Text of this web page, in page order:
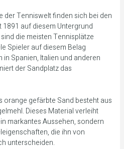
der Tenniswelt finden sich bei den
1891 auf diesem Untergrund
die meisten Tennisplätze
Spieler auf diesem Belag
Spanien, Italien und anderen
der Sandplatz das
orange gefärbte Sand besteht aus
Dieses Material verleiht
markantes Aussehen, sondern
die ihn von
unterscheiden.